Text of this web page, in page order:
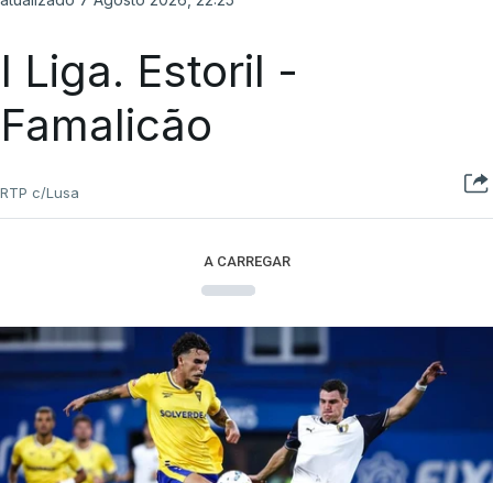
I Liga. Estoril -
Famalicão
RTP c/Lusa
A CARREGAR